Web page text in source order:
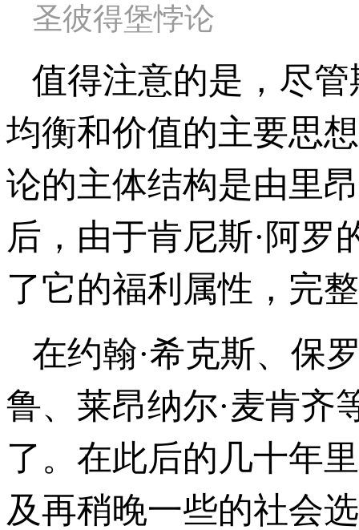
圣彼得堡悖论
值得注意的是，尽管
均衡和价值的主要思
论的主体结构是由里
后，由于肯尼斯·阿罗
了它的福利属性，完
在约翰·希克斯、保
鲁、莱昂纳尔·麦肯齐
了。在此后的几十年
及再稍晚一些的社会